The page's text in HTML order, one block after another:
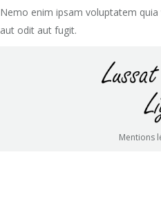
Nemo enim ipsam voluptatem
aut odit aut fugit.
Mentions